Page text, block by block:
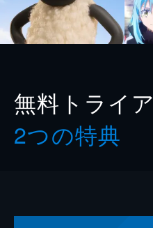
無料トライ
2つの特典